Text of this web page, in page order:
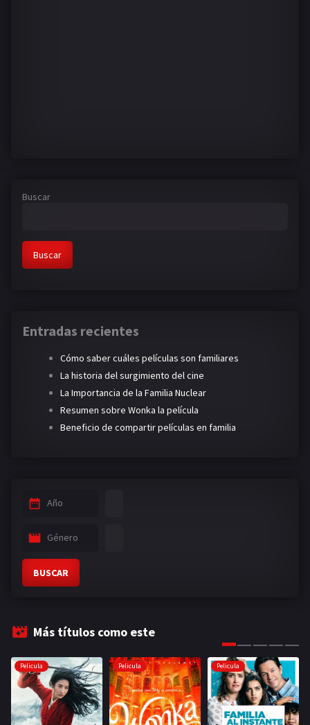
Buscar
Buscar
Entradas recientes
Cómo saber cuáles películas son familiares
La historia del surgimiento del cine
La Importancia de la Familia Nuclear
Resumen sobre Wonka la película
Beneficio de compartir películas en familia
Año
Género
BUSCAR
Más títulos como este
Pelicula Pelicula Pelicula